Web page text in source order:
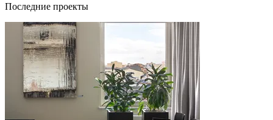
Последние проекты